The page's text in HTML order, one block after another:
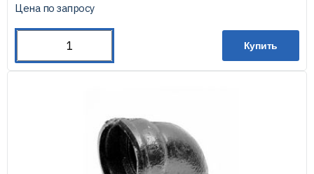
Цена по запросу
Купить